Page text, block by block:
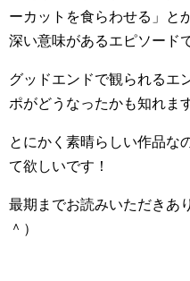
ーカットを食らわせる」と
深い意味があるエピソード
グッドエンドで観られるエ
ポがどうなったかも知れま
とにかく素晴らしい作品な
て欲しいです！
最期までお読みいただきあ
＾）